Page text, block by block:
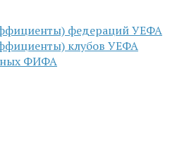
федераций УЕФА
клубов УЕФА
ФИФА